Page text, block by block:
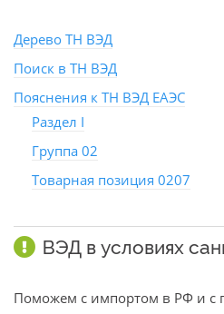
Дерево ТН ВЭД
Поиск в ТН ВЭД
Пояснения к ТН ВЭД ЕАЭС
Раздел I
Группа 02
Товарная позиция 0207
ВЭД в условиях
Поможем с импортом в РФ и с